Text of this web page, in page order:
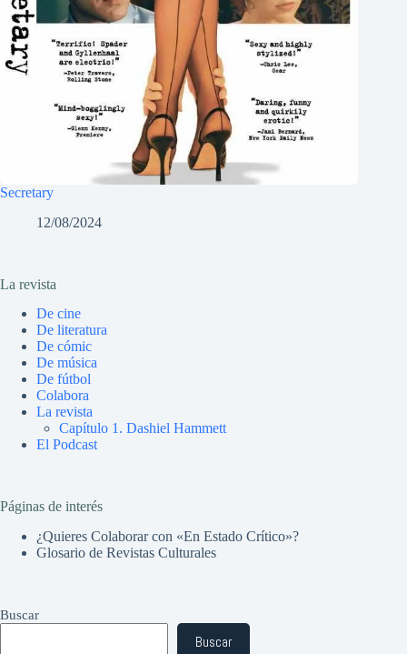
Secretary
12/08/2024
La revista
De cine
De literatura
De cómic
De música
De fútbol
Colabora
La revista
Capítulo 1. Dashiel Hammett
El Podcast
Páginas de interés
¿Quieres Colaborar con «En Estado Crítico»?
Glosario de Revistas Culturales
Buscar
Buscar